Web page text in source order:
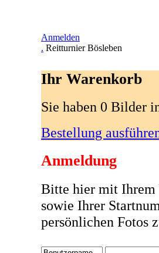
Anmelden
. Reitturnier Bösleben
Ihr Warenkorb
Sie haben 0 Bilder
Bestellung
Anmeldung
Bitte hier mit Ihrem
sowie Ihrer
persönlichen Fotos